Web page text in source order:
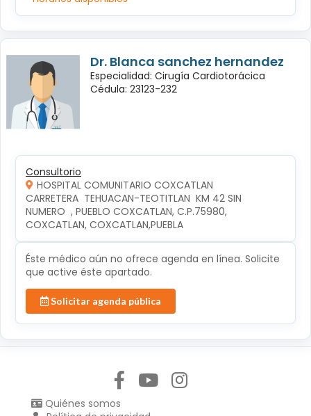
Dr. Blanca sanchez hernandez
Especialidad: Cirugía Cardiotorácica
Cédula: 23123-232
Consultorio
HOSPITAL COMUNITARIO COXCATLAN
CARRETERA  TEHUACAN-TEOTITLAN  KM 42 SIN
NUMERO  , PUEBLO COXCATLAN, C.P.75980,
COXCATLAN, COXCATLAN,PUEBLA
Éste médico aún no ofrece agenda en línea. Solicite
que active éste apartado.
Solicitar agenda pública
Quiénes somos